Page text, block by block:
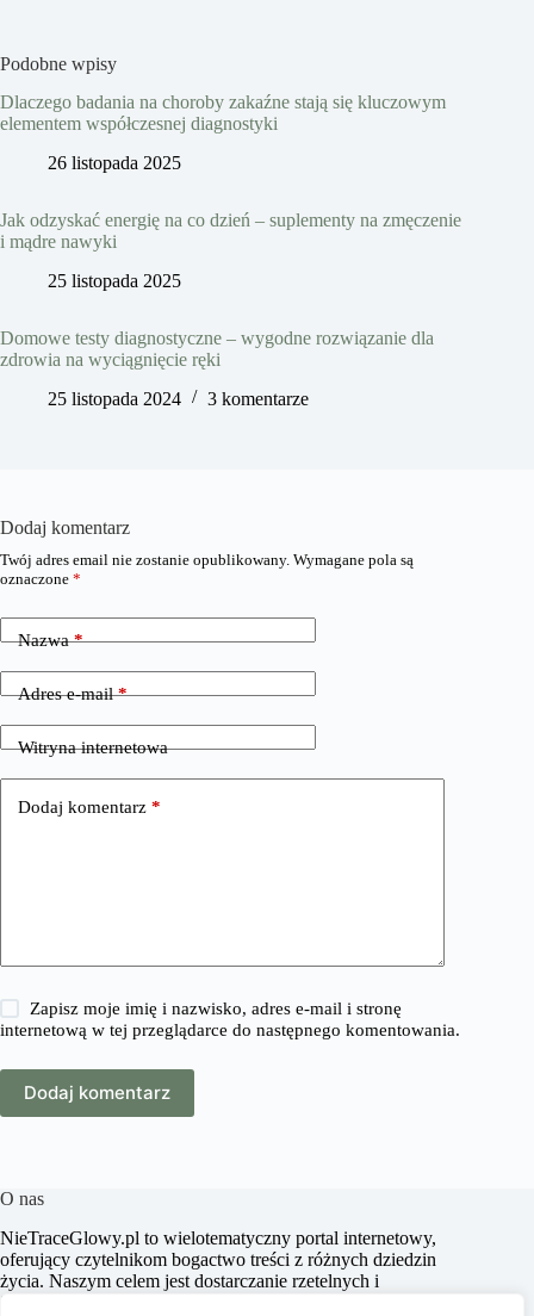
Podobne wpisy
Dlaczego badania na choroby zakaźne stają się kluczowym
elementem współczesnej diagnostyki
26 listopada 2025
Jak odzyskać energię na co dzień – suplementy na zmęczenie
i mądre nawyki
25 listopada 2025
Domowe testy diagnostyczne – wygodne rozwiązanie dla
zdrowia na wyciągnięcie ręki
25 listopada 2024
3 komentarze
Dodaj komentarz
Twój adres email nie zostanie opublikowany. Wymagane pola są
oznaczone *
Nazwa*
Adres e-mail*
Witryna internetowa
Dodaj komentarz *
Zapisz moje imię i nazwisko, adres e-mail i stronę
internetową w tej przeglądarce do następnego komentowania.
Dodaj komentarz
O nas
​NieTraceGlowy.pl to wielotematyczny portal internetowy,
oferujący czytelnikom bogactwo treści z różnych dziedzin
życia. Naszym celem jest dostarczanie rzetelnych i
inspirujących artykułów, które wspierają użytkowników w